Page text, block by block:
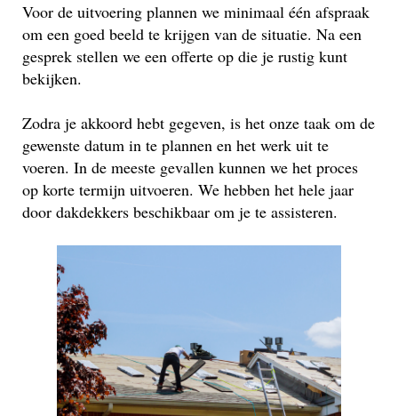
Voor de uitvoering plannen we minimaal één afspraak
om een goed beeld te krijgen van de situatie. Na een
gesprek stellen we een offerte op die je rustig kunt
bekijken.
Zodra je akkoord hebt gegeven, is het onze taak om de
gewenste datum in te plannen en het werk uit te
voeren. In de meeste gevallen kunnen we het proces
op korte termijn uitvoeren. We hebben het hele jaar
door dakdekkers beschikbaar om je te assisteren.